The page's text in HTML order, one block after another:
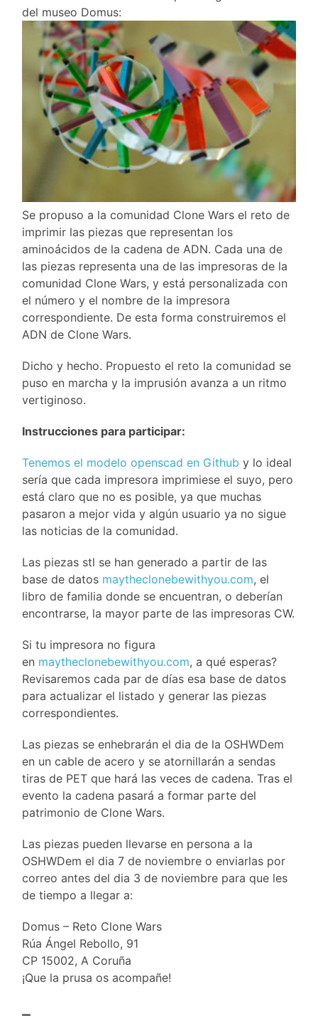
del museo Domus:
Se propuso a la comunidad Clone Wars el reto de
imprimir las piezas que representan los
aminoácidos de la cadena de ADN. Cada una de
las piezas representa una de las impresoras de la
comunidad Clone Wars, y está personalizada con
el número y el nombre de la impresora
correspondiente. De esta forma construiremos el
ADN de Clone Wars.
Dicho y hecho. Propuesto el reto la comunidad se
puso en marcha y la imprusión avanza a un ritmo
vertiginoso.
Instrucciones para participar:
Tenemos el modelo openscad en Github y lo ideal
sería que cada impresora imprimiese el suyo, pero
está claro que no es posible, ya que muchas
pasaron a mejor vida y algún usuario ya no sigue
las noticias de la comunidad.
Las piezas stl se han generado a partir de las
base de datos maytheclonebewithyou.com, el
libro de familia donde se encuentran, o deberían
encontrarse, la mayor parte de las impresoras CW.
Si tu impresora no figura
en maytheclonebewithyou.com, a qué esperas?
Revisaremos cada par de días esa base de datos
para actualizar el listado y generar las piezas
correspondientes.
Las piezas se enhebrarán el dia de la OSHWDem
en un cable de acero y se atornillarán a sendas
tiras de PET que hará las veces de cadena. Tras el
evento la cadena pasará a formar parte del
patrimonio de Clone Wars.
Las piezas pueden llevarse en persona a la
OSHWDem el dia 7 de noviembre o enviarlas por
correo antes del dia 3 de noviembre para que les
de tiempo a llegar a:
Domus – Reto Clone Wars
Rúa Ángel Rebollo, 91
CP 15002, A Coruña
¡Que la prusa os acompañe!